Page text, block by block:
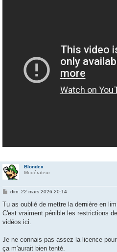
Blondex
Modérateur
M
s
a
g
dim. 22 mars 2026 20:14
Tu as oublié de mettre la dernière en
C'est vraiment pénible les restrictions
vidéos ici.
Je ne connais pas assez la licence
ça m'aurait bien tenté.